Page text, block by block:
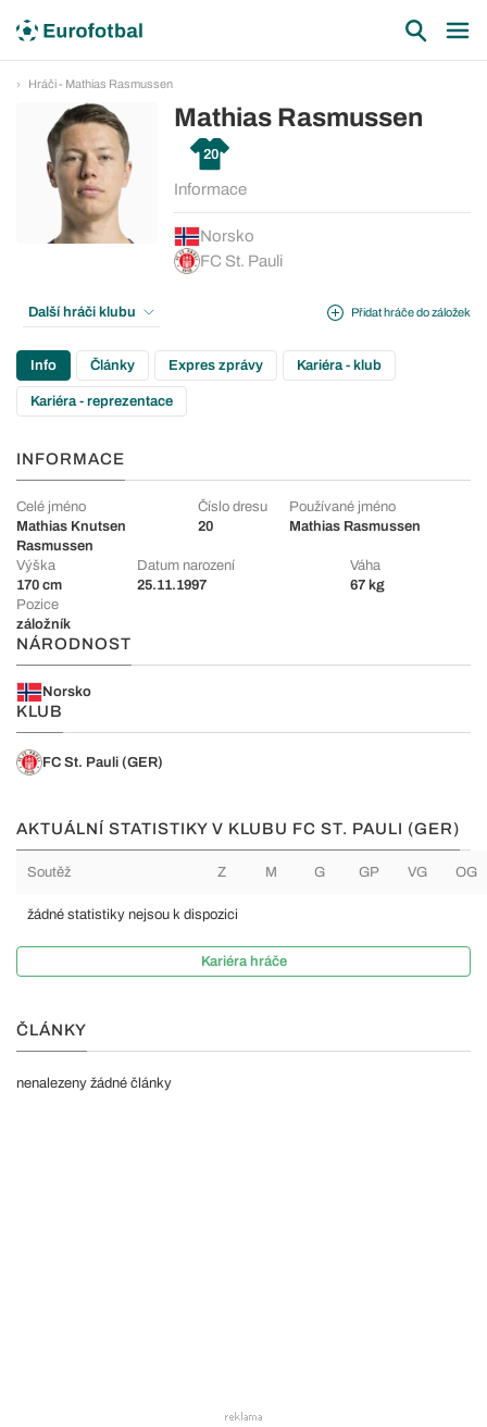
Hráči - Mathias Rasmussen
Mathias Rasmussen
20
Informace
Norsko
FC St. Pauli
Přidat hráče do záložek
Další hráči klubu
Info Články Expres zprávy Kariéra - klub
Kariéra - reprezentace
INFORMACE
Celé jméno
Mathias Knutsen
Rasmussen
Číslo dresu
20
Používané jméno
Mathias Rasmussen
Výška
170 cm
Datum narození
25.11.1997
Váha
67 kg
Pozice
záložník
NÁRODNOST
Norsko
KLUB
FC St. Pauli (GER)
AKTUÁLNÍ STATISTIKY V KLUBU FC ST. PAULI (GER)
Soutěž Z M G GP VG OG
žádné statistiky nejsou k dispozici
Kariéra hráče
ČLÁNKY
nenalezeny žádné články